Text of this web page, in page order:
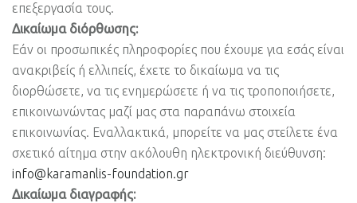
επεξεργασία τους.
Δικαίωμα διόρθωσης:
Εάν οι προσωπικές πληροφορίες που έχουμε για εσάς είναι
ανακριβείς ή ελλιπείς, έχετε το δικαίωμα να τις
διορθώσετε, να τις ενημερώσετε ή να τις τροποποιήσετε,
επικοινωνώντας μαζί μας στα παραπάνω στοιχεία
επικοινωνίας. Εναλλακτικά, μπορείτε να μας στείλετε ένα
σχετικό αίτημα στην ακόλουθη ηλεκτρονική διεύθυνση:
info@karamanlis-foundation.gr
Δικαίωμα διαγραφής: